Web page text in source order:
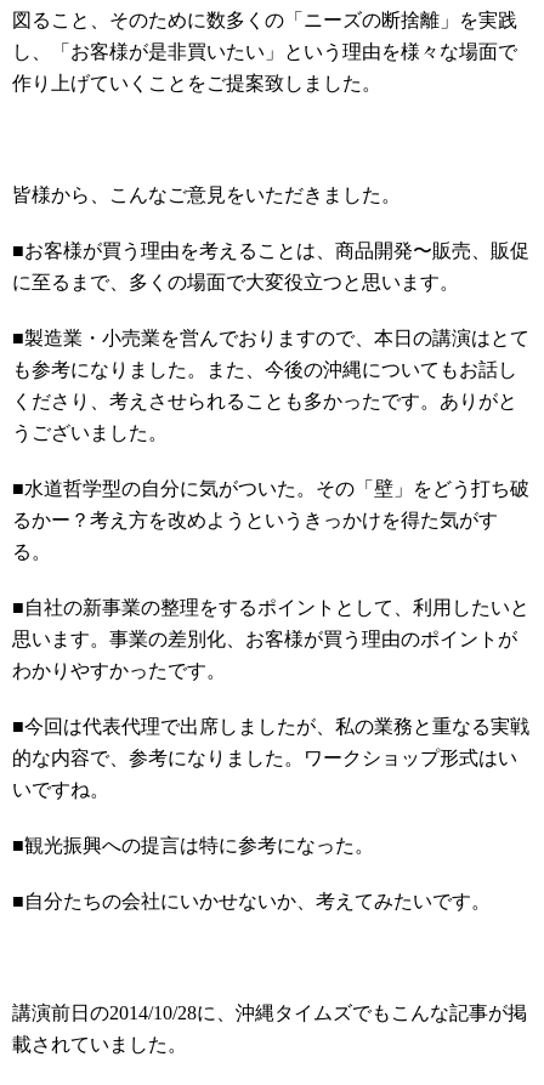
図ること、そのために数多くの「ニーズの断捨離」を実践
し、「お客様が是非買いたい」という理由を様々な場面で
作り上げていくことをご提案致しました。
皆様から、こんなご意見をいただきました。
■お客様が買う理由を考えることは、商品開発〜販売、販促
に至るまで、多くの場面で大変役立つと思います。
■製造業・小売業を営んでおりますので、本日の講演はとて
も参考になりました。また、今後の沖縄についてもお話し
くださり、考えさせられることも多かったです。ありがと
うございました。
■水道哲学型の自分に気がついた。その「壁」をどう打ち破
るかー？考え方を改めようというきっかけを得た気がす
る。
■自社の新事業の整理をするポイントとして、利用したいと
思います。事業の差別化、お客様が買う理由のポイントが
わかりやすかったです。
■今回は代表代理で出席しましたが、私の業務と重なる実戦
的な内容で、参考になりました。ワークショップ形式はい
いですね。
■観光振興への提言は特に参考になった。
■自分たちの会社にいかせないか、考えてみたいです。
講演前日の2014/10/28に、沖縄タイムズでもこんな記事が掲
載されていました。